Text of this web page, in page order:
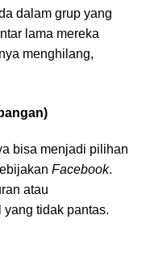
dalam grup yang
lama mereka
menghilang,
bisa menjadi pilihan
Facebook.
atau
tidak pantas.